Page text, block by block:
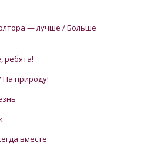
— лучше / Больше
ребята!
природу!
вместе